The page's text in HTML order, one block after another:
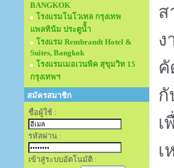
BANGKOK
โรงแรมโนโวเทล กรุงเทพ
แพลทินัม ประตูนั้ำ
โรงแรม Rembrandt Hotel &
Suites, Bangkok
โรงแรมเมอเวนพิค สุขุมวิท 15
กรุงเทพฯ
สมัครสมาชิก
ชื่อผู้ใช้ :
รหัสผ่าน :
เข้าสู่ระบบอัตโนมัติ :
ส
ง
คั
กั
เ
เ